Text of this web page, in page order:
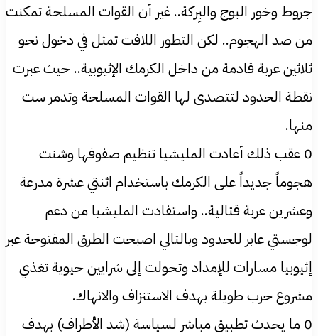
جروط وخور البوج والبِركة.. غير أن القوات المسلحة تمكنت
من صد الهجوم.. لكن التطور اللافت تمثل في دخول نحو
ثلاثين عربة قادمة من داخل الكرمك الإثيوبية.. حيث عبرت
نقطة الحدود لتتصدى لها القوات المسلحة وتدمر ست
منها.
0 عقب ذلك أعادت المليشيا تنظيم صفوفها وشنت
هجوماً جديداً على الكرمك باستخدام اثنتي عشرة مدرعة
وعشرين عربة قتالية.. واستفادت المليشيا من دعم
لوجستي عابر للحدود وبالتالي اصبحت الطرق المفتوحة عبر
إثيوبيا مسارات للإمداد وتحولت إلى شرايين حيوية تغذي
مشروع حرب طويلة بهدف الاستنزاف والانهاك.
0 ما يحدث تطبيق مباشر لسياسة (شد الأطراف) بهدف